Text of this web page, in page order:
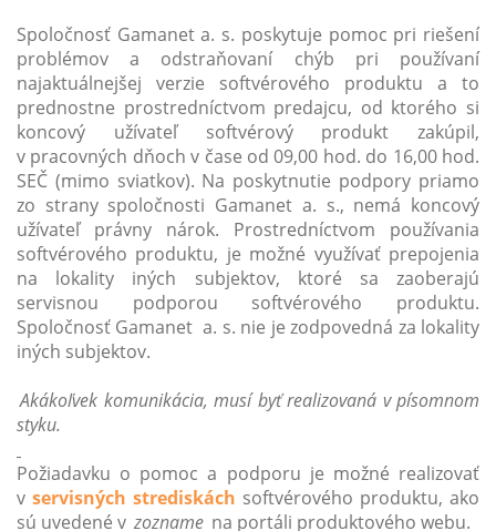
Spoločnosť Gamanet a. s. poskytuje pomoc pri riešení
problémov a odstraňovaní chýb pri používaní
najaktuálnejšej verzie softvérového produktu a to
prednostne prostredníctvom predajcu, od ktorého si
koncový užívateľ softvérový produkt zakúpil,
v pracovných dňoch v čase od 09,00 hod. do 16,00 hod.
SEČ (mimo sviatkov). Na poskytnutie podpory priamo
zo strany spoločnosti Gamanet a. s., nemá koncový
užívateľ právny nárok. Prostredníctvom používania
softvérového produktu, je možné využívať prepojenia
na lokality iných subjektov, ktoré sa zaoberajú
servisnou podporou softvérového produktu.
Spoločnosť Gamanet a. s. nie je zodpovedná za lokality
iných subjektov.
Akákoľvek komunikácia, musí byť realizovaná v písomnom
styku.
Požiadavku o pomoc a podporu je možné realizovať
v servisných strediskách softvérového produktu, ako
sú uvedené v zozname na portáli produktového webu.